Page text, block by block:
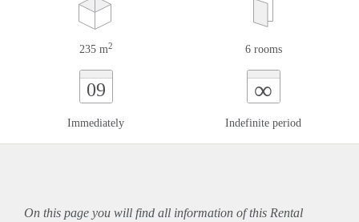
235 m2 6 rooms
09
Immediately
∞
Indefinite period
On this page you will find all information of this Rental